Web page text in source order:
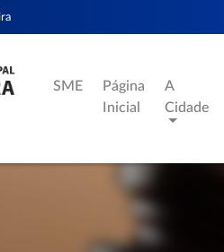
SME
Página
Inicial
A
Cidade